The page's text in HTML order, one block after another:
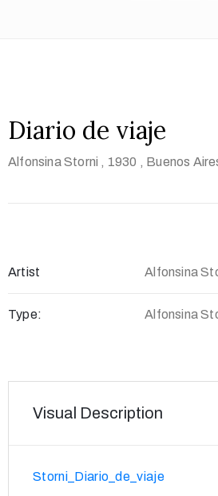
Diario de viaje
Alfonsina Storni , 1930 , Buenos
Artist Alfonsina
Type: Alfonsina
Visual Description
Storni_Diario_de_viaje